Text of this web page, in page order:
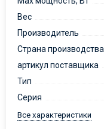
Вес
Производитель
Страна производства
артикул поставщика
Тип
Серия
Все характеристики